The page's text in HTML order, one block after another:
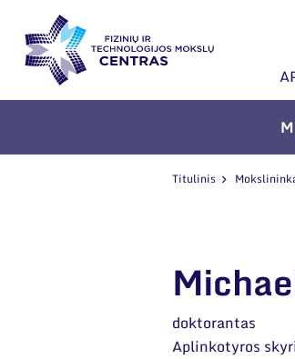
Titulinis
doktorantas
Aplinkotyros